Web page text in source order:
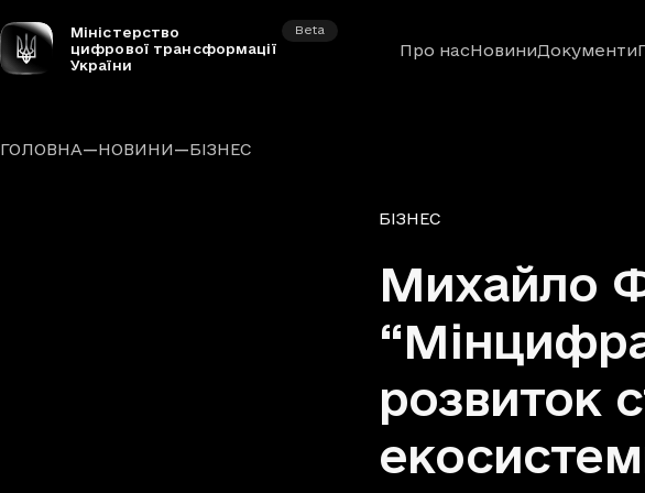
Міністерство
цифрової трансформації
України
Beta
Про насНовиниДокументи
ГОЛОВНА—НОВИНИ—БІЗНЕС
Рубрики
БІЗНЕС
Михайло
розвиток